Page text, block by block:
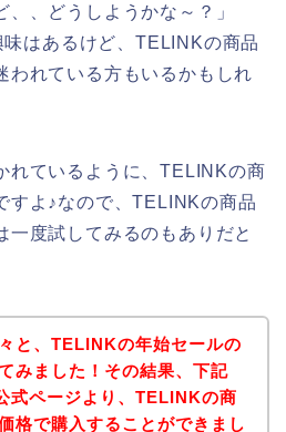
、どうしようかな～？」
はあるけど、TELINKの商品
われている方もいるかもしれ
れているように、TELINKの商
すよ♪なので、TELINKの商品
一度試してみるのもありだと
と、TELINKの年始セールの
みました！その結果、下記
式ページより、TELINKの商
格で購入することができまし